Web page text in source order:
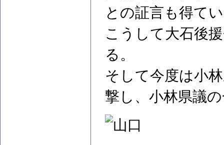
との証言も得て
こうして大石後
る。
そして今度は小
撃し、小林県議